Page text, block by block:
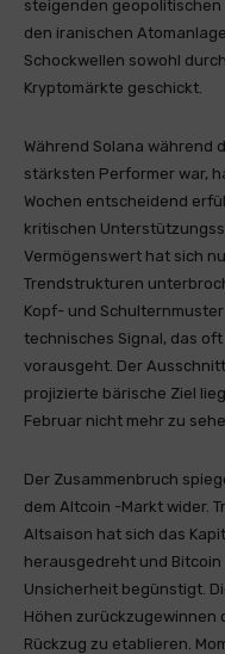
steigenden geopolitischen
den iranischen
Schockwellen sowohl
Kryptomärkte geschickt.
Während Solana während
stärksten Performer war,
Wochen entscheidend
kritischen
Vermögenswert hat sich
Trendstrukturen
Kopf- und
technisches Signal, das
vorausgeht. Der
projizierte bärische Ziel
Februar nicht mehr zu
Der Zusammenbruch
dem Altcoin -Markt wider.
Altsaison hat sich das
herausgedreht und
Unsicherheit begünstigt.
Höhen zurückzugewinnen
Rückzug zu etablieren.